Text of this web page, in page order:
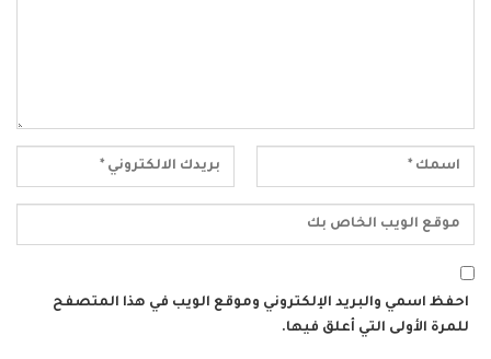
احفظ اسمي والبريد الإلكتروني وموقع الويب في هذا المتصفح
للمرة الأولى التي أعلق فيها.